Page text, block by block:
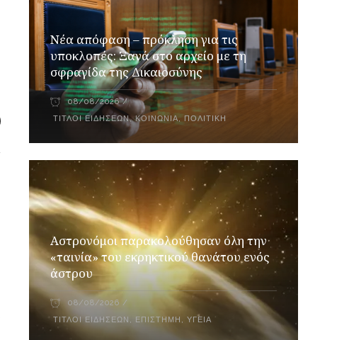
Νέα απόφαση – πρόκληση για τις
υποκλοπές: Ξανά στο αρχείο με τη
σφραγίδα της Δικαιοσύνης
08/08/2026
ΤΊΤΛΟΙ ΕΙΔΉΣΕΩΝ,ΚΟΙΝΩΝΊΑ, ΠΟΛΙΤΙΚΉ
Αστρονόμοι παρακολούθησαν όλη την
«ταινία» του εκρηκτικού θανάτου ενός
άστρου
08/08/2026
ΤΊΤΛΟΙ ΕΙΔΉΣΕΩΝ , ΕΠΙΣΤΉΜΗ ,ΥΓΕΊΑ